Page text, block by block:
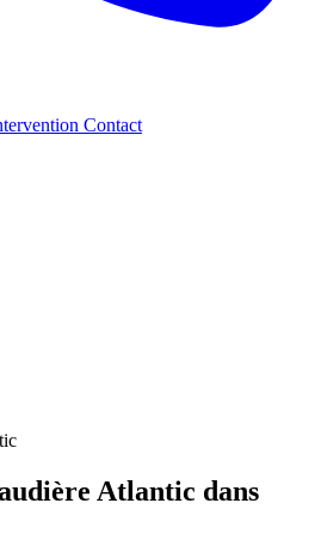
Contact
Atlantic dans